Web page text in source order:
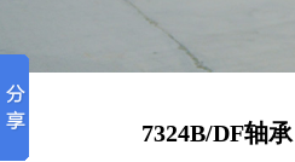
7324B/DF轴承